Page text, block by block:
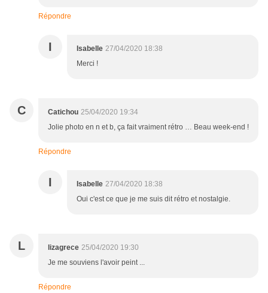
Répondre
I Isabelle 27/04/2020 18:38
Merci !
C Catichou 25/04/2020 19:34
Jolie photo en n et b, ça fait vraiment rétro … Beau week-end !
Répondre
I Isabelle 27/04/2020 18:38
Oui c'est ce que je me suis dit rétro et nostalgie.
L lizagrece 25/04/2020 19:30
Je me souviens l'avoir peint ...
Répondre